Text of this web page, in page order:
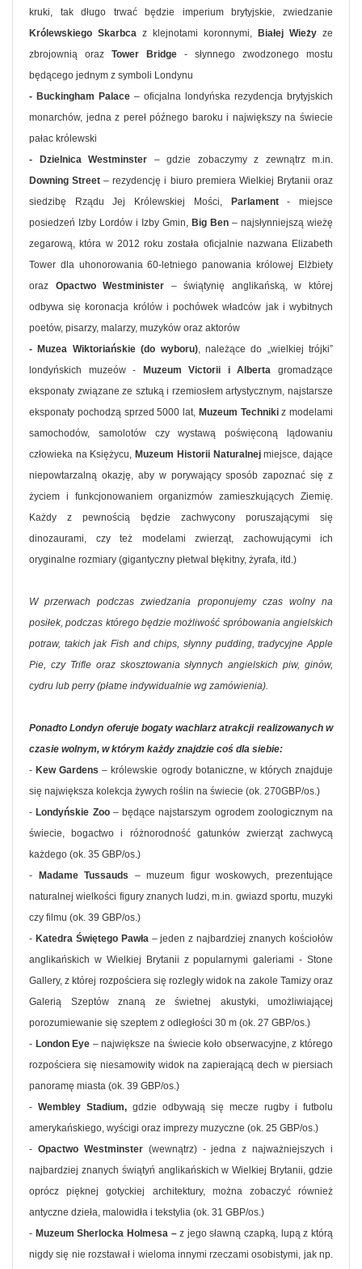
kruki, tak długo trwać będzie imperium brytyjskie, zwiedzanie
Królewskiego Skarbca z klejnotami koronnymi, Białej Wieży ze
zbrojownią oraz Tower Bridge - słynnego zwodzonego mostu
będącego jednym z symboli Londynu
- Buckingham Palace – oficjalna londyńska rezydencja brytyjskich
monarchów, jedna z pereł późnego baroku i największy na świecie
pałac królewski
- Dzielnica Westminster – gdzie zobaczymy z zewnątrz m.in.
Downing Street – rezydencję i biuro premiera Wielkiej Brytanii oraz
siedzibę Rządu Jej Królewskiej Mości,
Parlament- miejsce
posiedzeń Izby Lordów i Izby Gmin, Big Ben – najsłynniejszą wieżę
zegarową, która w 2012 roku została oficjalnie nazwana Elizabeth
Tower dla uhonorowania 60-letniego panowania królowej Elżbiety
oraz Opactwo Westminister – świątynię anglikańską, w której
odbywa się koronacja królów i pochówek władców jak i wybitnych
poetów, pisarzy, malarzy, muzyków oraz aktorów
- Muzea Wiktoriańskie (do wyboru), należące do „wielkiej trójki”
londyńskich muzeów -
Muzeum Victorii i Alberta gromadzące
eksponaty związane ze sztuką i rzemiosłem artystycznym, najstarsze
eksponaty pochodzą sprzed 5000 lat, Muzeum Technikiz modelami
samochodów, samolotów czy wystawą poświęconą lądowaniu
człowieka na Księżycu, Muzeum Historii Naturalnejmiejsce, dające
niepowtarzalną okazję, aby w porywający sposób zapoznać się z
życiem i funkcjonowaniem organizmów zamieszkujących Ziemię.
Każdy z pewnością będzie zachwycony poruszającymi się
dinozaurami, czy też modelami zwierząt, zachowującymi ich
oryginalne rozmiary (gigantyczny płetwal błękitny, żyrafa, itd.)
W przerwach podczas zwiedzania proponujemy czas wolny na
posiłek, podczas którego będzie możliwość spróbowania angielskich
potraw, takich jak Fish and chips, słynny pudding, tradycyjne Apple
Pie, czy Trifle oraz skosztowania słynnych angielskich piw, ginów,
cydru lub perry (płatne indywidualnie wg zamówienia).
Ponadto Londyn oferuje bogaty wachlarz atrakcji realizowanych w
czasie wolnym, w którym każdy znajdzie coś dla siebie:
- Kew Gardens– królewskie ogrody botaniczne, w których znajduje
się największa kolekcja żywych roślin na świecie (ok. 270GBP/os.)
- Londyńskie Zoo– będące najstarszym ogrodem zoologicznym na
świecie, bogactwo i różnorodność gatunków zwierząt zachwycą
każdego (ok. 35 GBP/os.)
-
Madame Tussauds – muzeum figur woskowych, prezentujące
naturalnej wielkości figury znanych ludzi, m.in. gwiazd sportu, muzyki
czy filmu (ok. 39 GBP/os.)
- Katedra Świętego Pawła – jeden z najbardziej znanych kościołów
anglikańskich w Wielkiej Brytanii z popularnymi galeriami - Stone
Gallery, z której rozpościera się rozległy widok na zakole Tamizy oraz
Galerią Szeptów znaną ze świetnej akustyki, umożliwiającej
porozumiewanie się szeptem z odległości 30 m (ok. 27 GBP/os.)
- London Eye – największe na świecie koło obserwacyjne, z którego
rozpościera się niesamowity widok na zapierającą dech w piersiach
panoramę miasta (ok. 39 GBP/os.)
- Wembley Stadium, gdzie odbywają się mecze rugby i futbolu
amerykańskiego, wyścigi oraz imprezy muzyczne (ok. 25 GBP/os.)
- Opactwo Westminster(wewnątrz) - jedna z najważniejszych i
najbardziej znanych świątyń anglikańskich w Wielkiej Brytanii, gdzie
oprócz pięknej gotyckiej architektury, można zobaczyć również
antyczne dzieła, malowidła i tekstylia (ok. 31 GBP/os.)
- Muzeum Sherlocka Holmesa –z jego sławną czapką, lupą z którą
nigdy się nie rozstawał i wieloma innymi rzeczami osobistymi, jak np.